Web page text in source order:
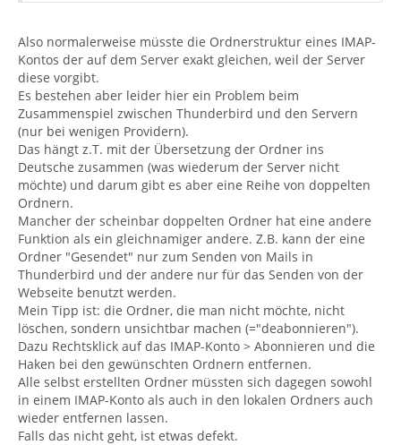
Also normalerweise müsste die Ordnerstruktur eines IMAP-
Kontos der auf dem Server exakt gleichen, weil der Server
diese vorgibt.
Es bestehen aber leider hier ein Problem beim
Zusammenspiel zwischen Thunderbird und den Servern
(nur bei wenigen Providern).
Das hängt z.T. mit der Übersetzung der Ordner ins
Deutsche zusammen (was wiederum der Server nicht
möchte) und darum gibt es aber eine Reihe von doppelten
Ordnern.
Mancher der scheinbar doppelten Ordner hat eine andere
Funktion als ein gleichnamiger andere. Z.B. kann der eine
Ordner "Gesendet" nur zum Senden von Mails in
Thunderbird und der andere nur für das Senden von der
Webseite benutzt werden.
Mein Tipp ist: die Ordner, die man nicht möchte, nicht
löschen, sondern unsichtbar machen (="deabonnieren").
Dazu Rechtsklick auf das IMAP-Konto > Abonnieren und die
Haken bei den gewünschten Ordnern entfernen.
Alle selbst erstellten Ordner müssten sich dagegen sowohl
in einem IMAP-Konto als auch in den lokalen Ordners auch
wieder entfernen lassen.
Falls das nicht geht, ist etwas defekt.